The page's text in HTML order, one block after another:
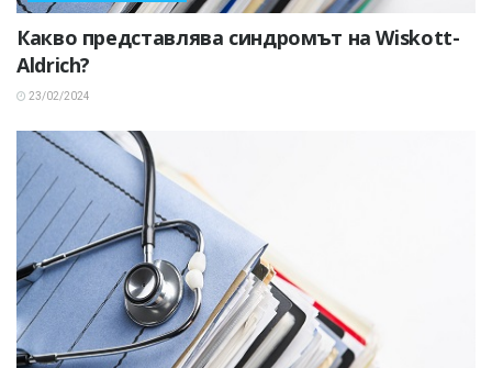
Какво представлява синдромът на Wiskott-
Aldrich?
23/02/2024